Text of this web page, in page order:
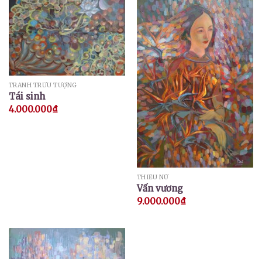
TRANH TRỪU TƯỢNG
Tái sinh
4.000.000₫
THIẾU NỮ
Vấn vương
9.000.000₫